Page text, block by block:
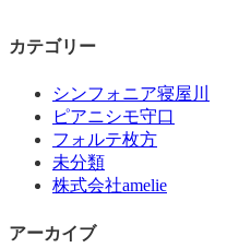
カテゴリー
シンフォニア寝屋川
ピアニシモ守口
フォルテ枚方
未分類
株式会社amelie
アーカイブ